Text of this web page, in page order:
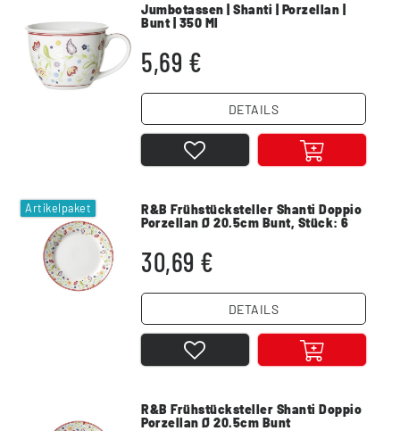
Jumbotassen | Shanti | Porzellan |
Bunt | 350 Ml
5,69 €
DETAILS
Artikelpaket
R&B Frühstücksteller Shanti Doppio 
Porzellan Ø 20.5cm Bunt, Stück: 6
30,69 €
DETAILS
R&B Frühstücksteller Shanti Doppio 
Porzellan Ø 20.5cm Bunt